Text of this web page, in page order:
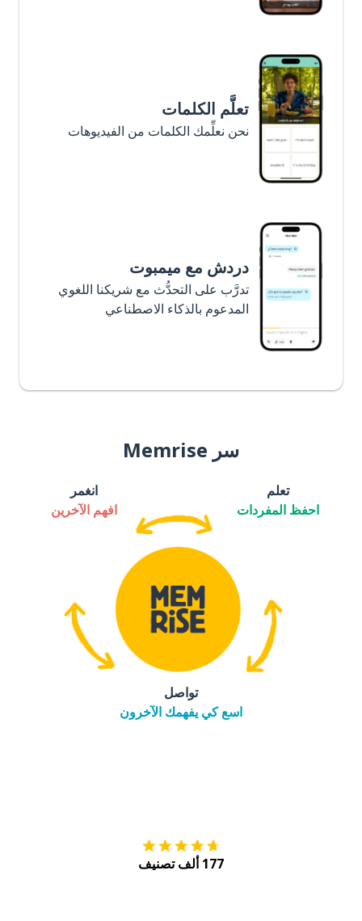
تعلَّم الكلمات
نحن نعلِّمك الكلمات من الفيديوهات
دردش مع ميمبوت
تدرَّب على التحدُّث مع شريكنا اللغوي
المدعوم بالذكاء الاصطناعي
سر Memrise
تعلم
احفظ المفردات
انغمر
افهم الآخرين
تواصل
اسع كي يفهمك الآخرون
177 ألف تصنيف